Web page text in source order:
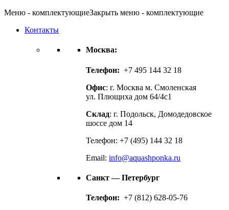
Меню - комплектующиеЗакрыть меню - комплектующие
Контакты
Москва:
Телефон: +7 495 144 32 18
Офис: г. Москва м. Смоленская
ул. Плющиха дом 64/4с1
Склад: г. Подольск, Домодедовское
шоссе дом 14
Телефон: +7 (495) 144 32 18
Email: info@aquashponka.ru
Санкт — Петербург
Телефон: +7 (812) 628-05-76